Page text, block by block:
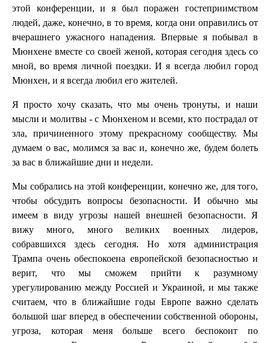
этой конференции, и я был поражен гостеприимством
людей, даже, конечно, в то время, когда они оправились от
вчерашнего ужасного нападения. Впервые я побывал в
Мюнхене вместе со своей женой, которая сегодня здесь со
мной, во время личной поездки. И я всегда любил город
Мюнхен, и я всегда любил его жителей.
Я просто хочу сказать, что мы очень тронуты, и наши
мысли и молитвы - с Мюнхеном и всеми, кто пострадал от
зла, причиненного этому прекрасному сообществу. Мы
думаем о вас, молимся за вас и, конечно же, будем болеть
за вас в ближайшие дни и недели.
Мы собрались на этой конференции, конечно же, для того,
чтобы обсудить вопросы безопасности. И обычно мы
имеем в виду угрозы нашей внешней безопасности. Я
вижу много, много великих военных лидеров,
собравшихся здесь сегодня. Но хотя администрация
Трампа очень обеспокоена европейской безопасностью и
верит, что мы сможем прийти к разумному
урегулированию между Россией и Украиной, и мы также
считаем, что в ближайшие годы Европе важно сделать
большой шаг вперед в обеспечении собственной обороны,
угроза, которая меня больше всего беспокоит по